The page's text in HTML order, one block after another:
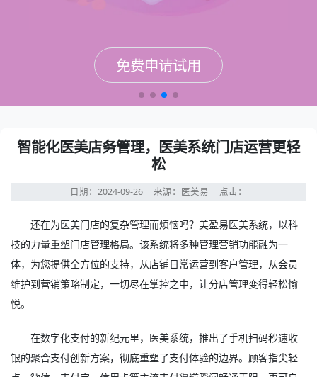
免费申请试用
免费申请试用
免费申请试用
免费申请试用
智能化医美店务管理，医美系统门店运营更轻
松
日期：2024-09-26 来源：医美易 点击：
还在为医美门店的复杂管理而烦恼吗？美盈易医美系统，以科
技的力量重塑门店管理格局。该系统将多种管理营销功能融为一
体，为您提供全方位的支持，从店铺日常运营到客户管理，从会员
维护到营销策略制定，一切尽在掌控之中，让分店管理变得轻松愉
悦。
在数字化支付的新纪元里，医美系统，推出了手机扫码秒速收
银的聚合支付创新方案，彻底重塑了支付体验的边界。顾客指尖轻